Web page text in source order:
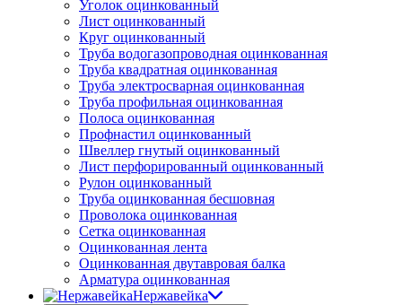
Уголок оцинкованный
Лист оцинкованный
Круг оцинкованный
Труба водогазопроводная оцинкованная
Труба квадратная оцинкованная
Труба электросварная оцинкованная
Труба профильная оцинкованная
Полоса оцинкованная
Профнастил оцинкованный
Швеллер гнутый оцинкованный
Лист перфорированный оцинкованный
Рулон оцинкованный
Труба оцинкованная бесшовная
Проволока оцинкованная
Сетка оцинкованная
Оцинкованная лента
Оцинкованная двутавровая балка
Арматура оцинкованная
Нержавейка